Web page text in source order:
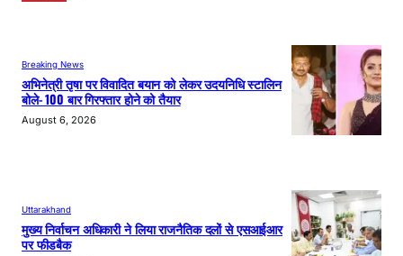
Breaking News
अभिनेत्री तृषा पर विवादित बयान को लेकर उदयनिधि स्टालिन
बोले- 100 बार गिरफ्तार होने को तैयार
August 6, 2026
Uttarakhand
मुख्य निर्वाचन अधिकारी ने लिया राजनैतिक दलों से एसआईआर
पर फीडबैक